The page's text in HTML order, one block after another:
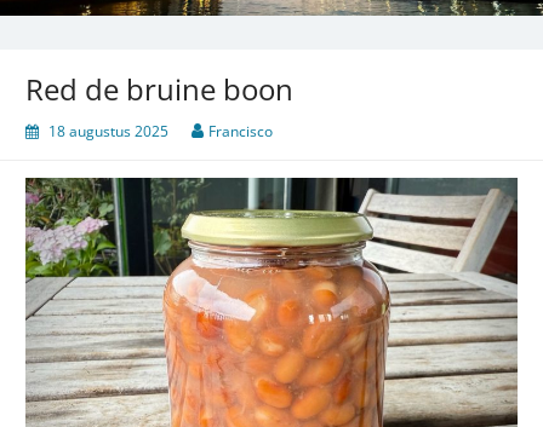
Red de bruine boon
18 augustus 2025 Francisco